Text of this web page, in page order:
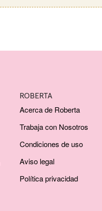
ROBERTA
Acerca de Roberta
Trabaja con Nosotros
Condiciones de uso
Aviso legal
Política privacidad